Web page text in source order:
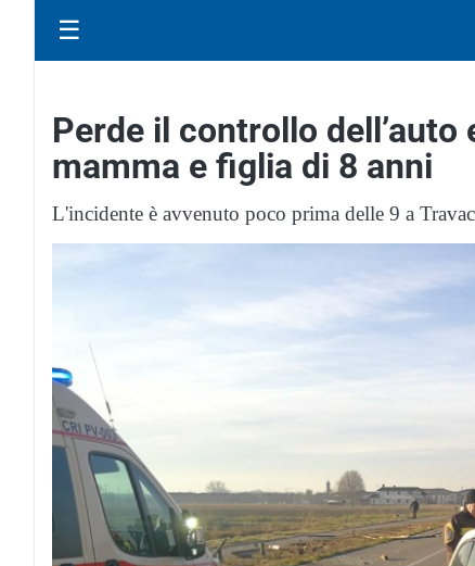
☰
Perde il controllo
mamma e figlia di 8 anni
L'incidente è avvenuto poco prima delle 9 a